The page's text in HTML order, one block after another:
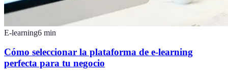
E-learning6 min
Cómo seleccionar la plataforma de e-learning
perfecta para tu negocio